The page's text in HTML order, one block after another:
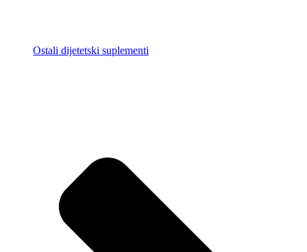
Ostali dijetetski suplementi